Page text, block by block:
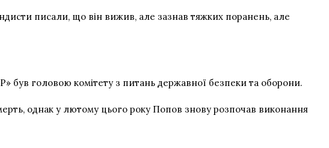
писали, що він вижив, але зазнав тяжких поранень, але
був головою комітету з питань державної безпеки та оборони.
однак у лютому цього року Попов знову розпочав виконання